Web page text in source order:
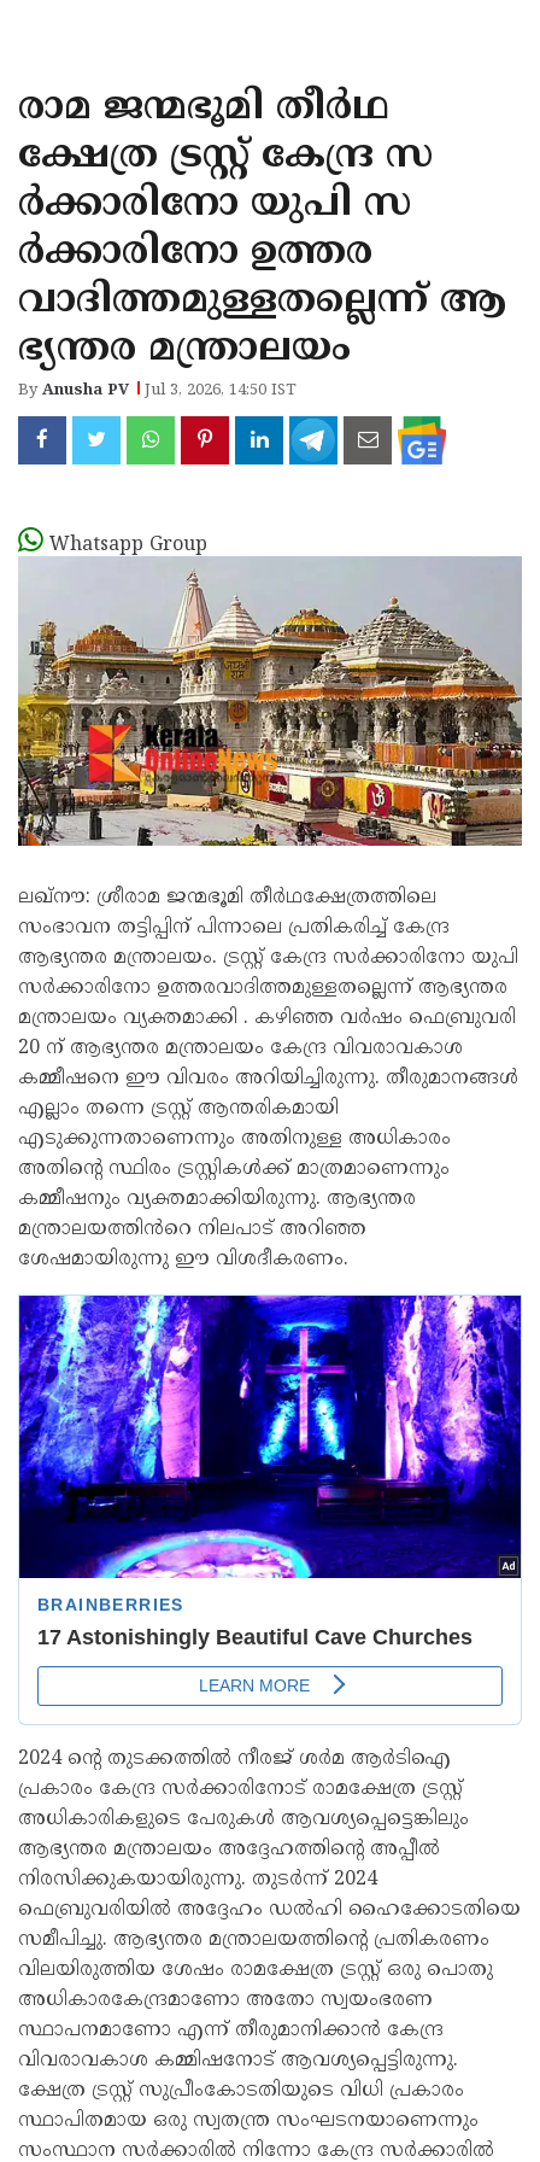
KANNUR
KASARAGOD
രാമ ജന്മഭൂമി തീര്‍ഥ
ക്ഷേത്ര ട്രസ്റ്റ് കേന്ദ്ര സ
ര്‍ക്കാരിനോ യുപി സ
ര്‍ക്കാരിനോ ഉത്തര
വാദിത്തമുള്ളതല്ലെന്ന് ആ
ഭ്യന്തര മന്ത്രാലയം
ByAnusha PV Jul 3, 2026, 14:50 IST
Whatsapp Group
ലഖ്‌നൗ: ശ്രീരാമ ജന്മഭൂമി തീര്‍ഥക്ഷേത്രത്തിലെ
സംഭാവന തട്ടിപ്പിന് പിന്നാലെ പ്രതികരിച്ച് കേന്ദ്ര
ആഭ്യന്തര മന്ത്രാലയം. ട്രസ്റ്റ് കേന്ദ്ര സര്‍ക്കാരിനോ യുപി
സര്‍ക്കാരിനോ ഉത്തരവാദിത്തമുള്ളതല്ലെന്ന് ആഭ്യന്തര
മന്ത്രാലയം വ്യക്തമാക്കി . കഴിഞ്ഞ വര്‍ഷം ഫെബ്രുവരി
20 ന് ആഭ്യന്തര മന്ത്രാലയം കേന്ദ്ര വിവരാവകാശ
കമ്മീഷനെ ഈ വിവരം അറിയിച്ചിരുന്നു. തീരുമാനങ്ങള്‍
എല്ലാം തന്നെ ട്രസ്റ്റ് ആന്തരികമായി
എടുക്കുന്നതാണെന്നും അതിനുള്ള അധികാരം
അതിന്റെ സ്ഥിരം ട്രസ്റ്റികള്‍ക്ക് മാത്രമാണെന്നും
കമ്മീഷനും വ്യക്തമാക്കിയിരുന്നു. ആഭ്യന്തര
മന്ത്രാലയത്തിൻറെ നിലപാട് അറിഞ്ഞ
ശേഷമായിരുന്നു ഈ വിശദീകരണം.
2024 ന്റെ തുടക്കത്തില്‍ നീരജ് ശര്‍മ ആര്‍ടിഐ
പ്രകാരം കേന്ദ്ര സര്‍ക്കാരിനോട് രാമക്ഷേത്ര ട്രസ്റ്റ്
അധികാരികളുടെ പേരുകള്‍ ആവശ്യപ്പെട്ടെങ്കിലും
ആഭ്യന്തര മന്ത്രാലയം അദ്ദേഹത്തിന്റെ അപ്പീല്‍
നിരസിക്കുകയായിരുന്നു. തുടര്‍ന്ന് 2024
ഫെബ്രുവരിയില്‍ അദ്ദേഹം ഡല്‍ഹി ഹൈക്കോടതിയെ
സമീപിച്ചു. ആഭ്യന്തര മന്ത്രാലയത്തിന്റെ പ്രതികരണം
വിലയിരുത്തിയ ശേഷം രാമക്ഷേത്ര ട്രസ്റ്റ് ഒരു പൊതു
അധികാരകേന്ദ്രമാണോ അതോ സ്വയംഭരണ
സ്ഥാപനമാണോ എന്ന് തീരുമാനിക്കാന്‍ കേന്ദ്ര
വിവരാവകാശ കമ്മിഷനോട് ആവശ്യപ്പെട്ടിരുന്നു.
ക്ഷേത്ര ട്രസ്റ്റ് സുപ്രീംകോടതിയുടെ വിധി പ്രകാരം
സ്ഥാപിതമായ ഒരു സ്വതന്ത്ര സംഘടനയാണെന്നും
സംസ്ഥാന സര്‍ക്കാരില്‍ നിന്നോ കേന്ദ്ര സര്‍ക്കാരില്‍